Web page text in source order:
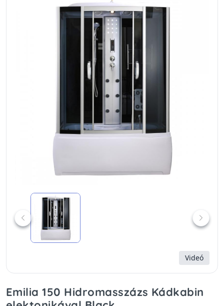
Videó
Emilia 150 Hidromasszázs Kádkabin